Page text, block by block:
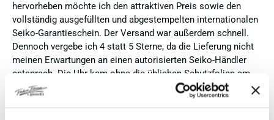
hervorheben möchte ich den attraktiven Preis sowie den
vollständig ausgefüllten und abgestempelten internationalen
Seiko-Garantieschein. Der Versand war außerdem schnell.
Dennoch vergebe ich 4 statt 5 Sterne, da die Lieferung nicht
meinen Erwartungen an einen autorisierten Seiko-Händler
entsprach. Die Uhr kam ohne die üblichen Schutzfolien am
Armband, die Originalverpackung entsprach nicht der
Verpackung, die ich von diesem Modell aus offiziellen